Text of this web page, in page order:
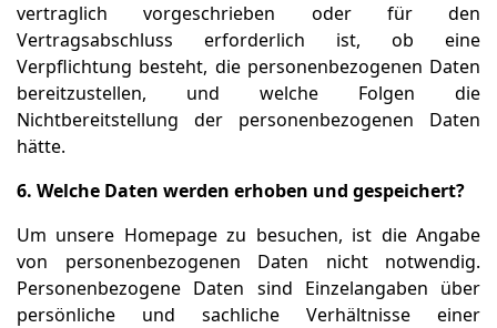
vertraglich vorgeschrieben oder für den
Vertragsabschluss erforderlich ist, ob eine
Verpflichtung besteht, die personenbezogenen Daten
bereitzustellen, und welche Folgen die
Nichtbereitstellung der personenbezogenen Daten
hätte.
6. Welche Daten werden erhoben und gespeichert?
Um unsere Homepage zu besuchen, ist die Angabe
von personenbezogenen Daten nicht notwendig.
Personenbezogene Daten sind Einzelangaben über
persönliche und sachliche Verhältnisse einer